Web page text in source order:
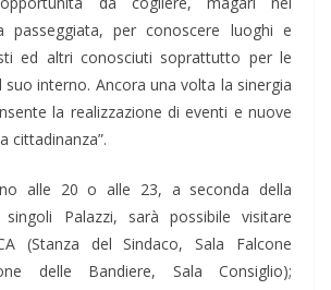
passeggiata, per conoscere luoghi e
ed altri conosciuti soprattutto per le
interno. Ancora una volta la sinergia
la realizzazione di eventi e nuove
cittadinanza”.
alle 20 o alle 23, a seconda della
singoli Palazzi, sarà possibile visitare
(Stanza del Sindaco, Sala Falcone
delle Bandiere, Sala Consiglio);